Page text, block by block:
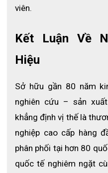
viên.
Kết Luận Về
Hiệu
Sở hữu gần 80 năm
nghiên cứu – sản
khẳng định vị thế là
nghiệp cao cấp hàng
phân phối tại hơn 80
quốc tế nghiêm ngặt